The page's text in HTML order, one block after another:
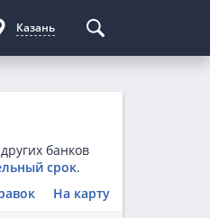
Казань
банков
срок.
На карту